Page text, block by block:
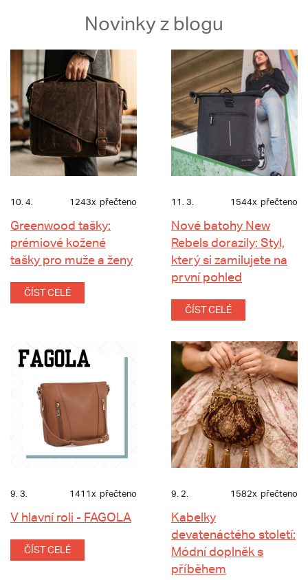
Novinky z blogu
10. 4. 1243x přečteno
Greenwood tašky:
prémiové kožené
tašky pro muže a ženy
ČÍST CELÉ
11. 3. 1544x přečteno
Nové batohy New
Rebels dorazily: Styl,
který si zamilujete na
první pohled
ČÍST CELÉ
9. 3. 1411x přečteno
V hlavní roli - FAGOLA
ČÍST CELÉ
9. 2. 1582x přečteno
Kabelky
devatenáctého století:
Módní doplněk s
příběhem